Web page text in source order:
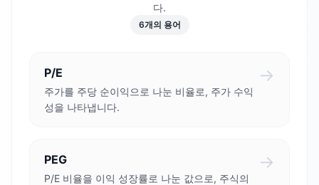
다.
6개의 용어
P/E
주가를 주당 순이익으로 나눈 비율로, 주가 수익
성을 나타냅니다.
→
PEG
P/E 비율을 이익 성장률로 나눈 값으로, 주식의
→